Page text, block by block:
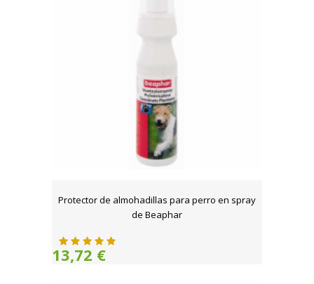
Protector de almohadillas para perro en spray
de Beaphar
13,72 €